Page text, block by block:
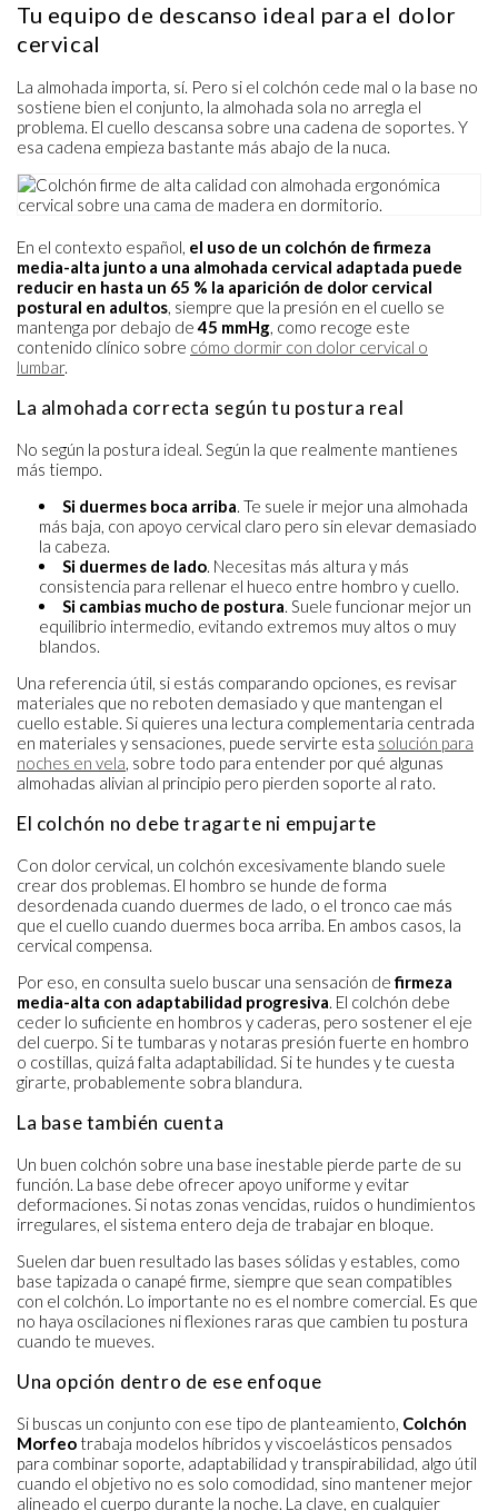
Tu equipo de descanso ideal para el dolor
cervical
La almohada importa, sí. Pero si el colchón cede mal o la base no
sostiene bien el conjunto, la almohada sola no arregla el
problema. El cuello descansa sobre una cadena de soportes. Y
esa cadena empieza bastante más abajo de la nuca.
En el contexto español, el uso de un colchón de firmeza
media-alta junto a una almohada cervical adaptada puede
reducir en hasta un 65 % la aparición de dolor cervical
postural en adultos, siempre que la presión en el cuello se
mantenga por debajo de45 mmHg, como recoge este
contenido clínico sobre cómo dormir con dolor cervical o
lumbar.
La almohada correcta según tu postura real
No según la postura ideal. Según la que realmente mantienes
más tiempo.
Si duermes boca arriba. Te suele ir mejor una almohada
más baja, con apoyo cervical claro pero sin elevar demasiado
la cabeza.
Si duermes de lado. Necesitas más altura y más
consistencia para rellenar el hueco entre hombro y cuello.
Si cambias mucho de postura. Suele funcionar mejor un
equilibrio intermedio, evitando extremos muy altos o muy
blandos.
Una referencia útil, si estás comparando opciones, es revisar
materiales que no reboten demasiado y que mantengan el
cuello estable. Si quieres una lectura complementaria centrada
en materiales y sensaciones, puede servirte esta solución para
noches en vela, sobre todo para entender por qué algunas
almohadas alivian al principio pero pierden soporte al rato.
El colchón no debe tragarte ni empujarte
Con dolor cervical, un colchón excesivamente blando suele
crear dos problemas. El hombro se hunde de forma
desordenada cuando duermes de lado, o el tronco cae más
que el cuello cuando duermes boca arriba. En ambos casos, la
cervical compensa.
Por eso, en consulta suelo buscar una sensación defirmeza
media-alta con adaptabilidad progresiva. El colchón debe
ceder lo suficiente en hombros y caderas, pero sostener el eje
del cuerpo. Si te tumbaras y notaras presión fuerte en hombro
o costillas, quizá falta adaptabilidad. Si te hundes y te cuesta
girarte, probablemente sobra blandura.
La base también cuenta
Un buen colchón sobre una base inestable pierde parte de su
función. La base debe ofrecer apoyo uniforme y evitar
deformaciones. Si notas zonas vencidas, ruidos o hundimientos
irregulares, el sistema entero deja de trabajar en bloque.
Suelen dar buen resultado las bases sólidas y estables, como
base tapizada o canapé firme, siempre que sean compatibles
con el colchón. Lo importante no es el nombre comercial. Es que
no haya oscilaciones ni flexiones raras que cambien tu postura
cuando te mueves.
Una opción dentro de ese enfoque
Si buscas un conjunto con ese tipo de planteamiento, Colchón
Morfeo trabaja modelos híbridos y viscoelásticos pensados
para combinar soporte, adaptabilidad y transpirabilidad, algo útil
cuando el objetivo no es solo comodidad, sino mantener mejor
alineado el cuerpo durante la noche. La clave, en cualquier